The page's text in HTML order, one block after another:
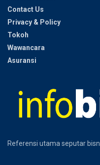
Contact Us
Privacy & Policy
Tokoh
Wawancara
Asuransi
Referensi utama seputar